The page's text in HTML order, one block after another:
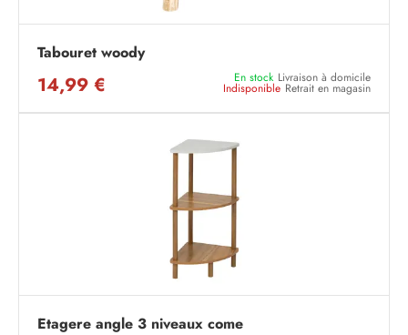
Tabouret woody
14,99 € En stock Livraison à domicile
Indisponible Retrait en magasin
Etagere angle 3 niveaux come